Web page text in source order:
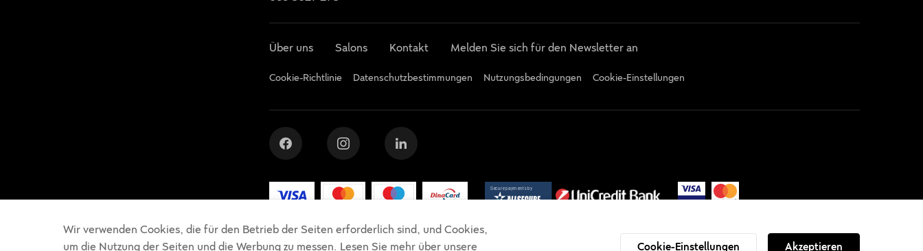
Wir verwenden Cookies, die für den Betrieb der Seiten erforderlich sind, und Cookies,
um die Nutzung der Seiten und die Werbung zu messen. Lesen Sie mehr über unsere
Cookie-Einstellungen Akzeptieren
Über uns Salons Kontakt Melden Sie sich für den Newsletter an
Cookie-Richtlinie Datenschutzbestimmungen Nutzungsbedingungen Cookie-Einstellungen